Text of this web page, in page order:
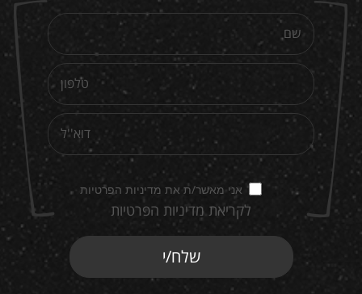
אני מאשר/ת את מדיניות הפרטיות
לקריאת מדיניות הפרטיות